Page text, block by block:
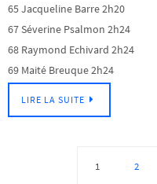
65 Jacqueline Barre 2h20
67 Séverine Psalmon 2h24
68 Raymond Echivard 2h24
69 Maité Breuque 2h24
LIRE LA SUITE
1 2